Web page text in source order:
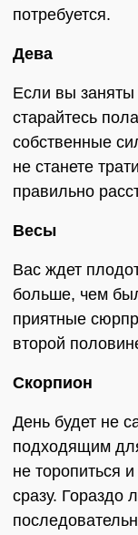
потребуется.
Дева
Если вы
старайтесь
собственные
не станете
правильно
Весы
Вас ждет
больше, чем
приятные
второй
Скорпион
День будет не
подходящим
не торопиться
сразу. Гораздо